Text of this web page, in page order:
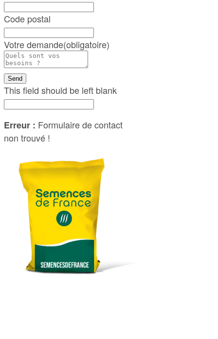
Code postal
Votre demande(obligatoire)
Send
This field should be left blank
Erreur : Formulaire de contact
non trouvé !